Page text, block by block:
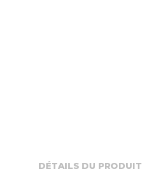
DÉTAILS DU PRODUIT